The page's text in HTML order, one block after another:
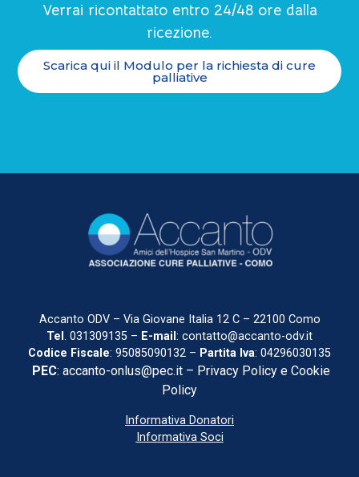
Verrai ricontattato entro 24/48 ore dalla
ricezione.
Scarica qui il Modulo per la richiesta di cure
palliative
Accanto ODV– Via Giovane Italia 12 C – 22100 Como
Tel . 031309135 – E-mail : contatto@accanto-odv.it
Codice Fiscale: 95085090132 – Partita Iva: 04296030135
PEC: accanto-onlus@pec.it – Privacy Policy e Cookie
Policy
Informativa Donatori
Informativa Soci